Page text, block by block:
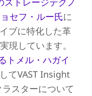
セフ・ルー氏に
ブに特化した革
現しています。
トメル・ハガイ
てVAST Insight
スターについて